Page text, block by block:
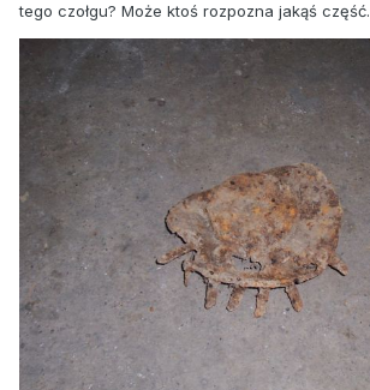
tego czołgu? Może ktoś rozpozna jakąś część.